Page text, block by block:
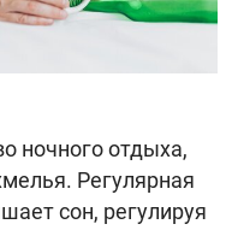
ночного отдыха,
Регулярная
сон, регулируя